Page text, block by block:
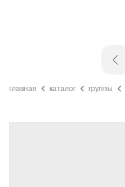
главная каталог группы